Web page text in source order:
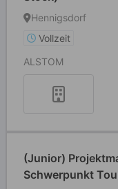
Hennigsdorf
Vollzeit
ALSTOM
(Junior)
Schwerpunkt